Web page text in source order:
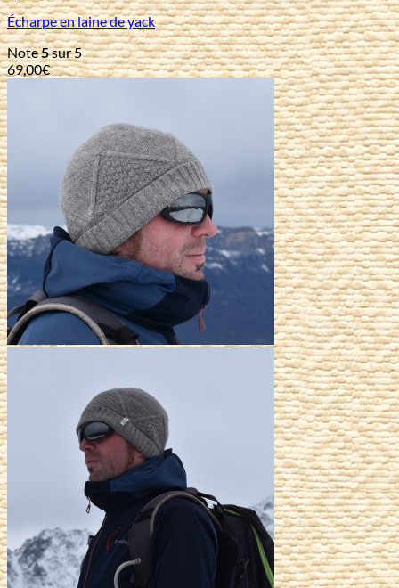
Écharpe en laine de yack
Note5sur 5
69,00€